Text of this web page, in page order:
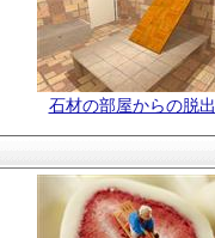
石材の部屋からの脱出